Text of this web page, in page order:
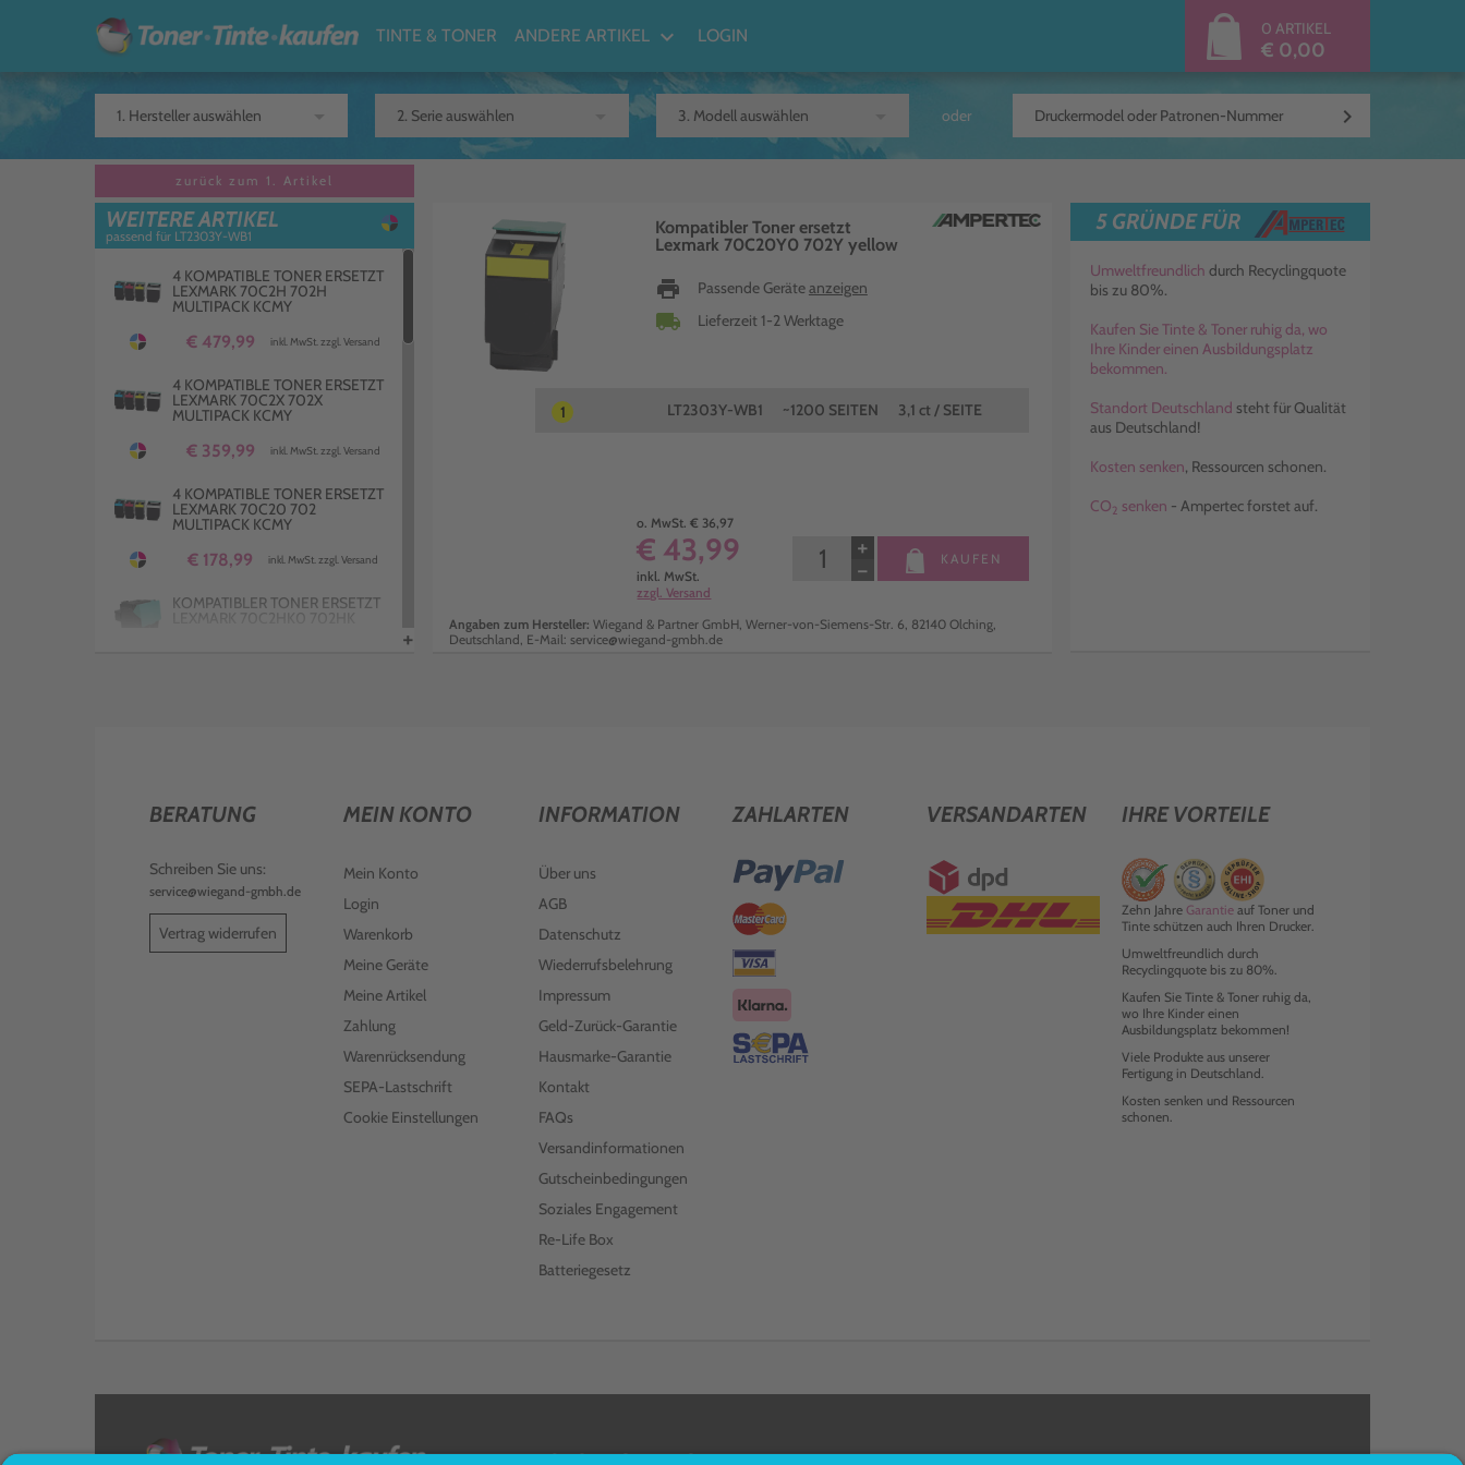
TINTE & TONER ANDERE ARTIKEL keyboard_arrow_down LOGIN 0 ARTIKEL
€ 0,00
oder keyboard_arrow_right
zurück zum 1. Artikel
WEITERE ARTIKEL
passend für LT2303Y-WB1
4 KOMPATIBLE TONER ERSETZT
LEXMARK 70C2H 702H
MULTIPACK KCMY
€ 479,99 inkl. MwSt. zzgl. Versand
4 KOMPATIBLE TONER ERSETZT
LEXMARK 70C2X 702X
MULTIPACK KCMY
€ 359,99 inkl. MwSt. zzgl. Versand
4 KOMPATIBLE TONER ERSETZT
LEXMARK 70C20 702
MULTIPACK KCMY
€ 178,99 inkl. MwSt. zzgl. Versand
KOMPATIBLER TONER ERSETZT
LEXMARK 70C2HK0 702HK
KOMPATIBLER TONER ERSETZT
€ 160,00 inkl. MwSt. zzgl. Versand
KOMPATIBLER TONER ERSETZT
LEXMARK 70C2HC0 702HC
inkl. MwSt. zzgl. Versand
LEXMARK 70C2XC0 702XC
YELLOW
+
Kompatibler Toner ersetzt
Lexmark 70C20Y0 702Y yellow
print Passende Geräteanzeigen
local_shipping Lieferzeit 1-2 Werktage
1 LT2303Y-WB1 ~1200 SEITEN 3,1 ct / SEITE
o. MwSt. € 36,97
€ 43,99
inkl. MwSt.
zzgl. Versand
−
+ KAUFEN
Angaben zum Hersteller: Wiegand & Partner GmbH, Werner-von-Siemens-Str. 6, 82140 Olching,
Deutschland, E-Mail: service@wiegand-gmbh.de
5 GRÜNDE FÜR
Umweltfreundlich durch Recyclingquote
bis zu 80%.
Kaufen Sie Tinte & Toner ruhig da, wo
Ihre Kinder einen Ausbildungsplatz
bekommen.
Standort Deutschland steht für Qualität
aus Deutschland!
Kosten senken, Ressourcen schonen.
CO2 senken - Ampertec forstet auf.
BERATUNG
Schreiben Sie uns:
service@wiegand-gmbh.de
Vertrag widerrufen
MEIN KONTO
Mein Konto
Login
Warenkorb
Meine Geräte
Meine Artikel
Zahlung
Warenrücksendung
SEPA-Lastschrift
Cookie Einstellungen
INFORMATION
Über uns
AGB
Datenschutz
Wiederrufsbelehrung
Impressum
Geld-Zurück-Garantie
Hausmarke-Garantie
Kontakt
FAQs
Versandinformationen
Gutscheinbedingungen
Soziales Engagement
Re-Life Box
Batteriegesetz
ZAHLARTEN VERSANDARTEN IHRE VORTEILE
Zehn Jahre Garantieauf Toner und
Tinte schützen auch Ihren Drucker.
Umweltfreundlich durch
Recyclingquote bis zu 80%.
Kaufen Sie Tinte & Toner ruhig da,
wo Ihre Kinder einen
Ausbildungsplatz bekommen!
Viele Produkte aus unserer
Fertigung in Deutschland.
Kosten senken und Ressourcen
schonen.
<